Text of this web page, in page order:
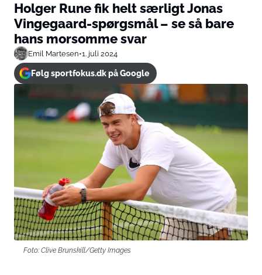
Holger Rune fik helt særligt Jonas
Vingegaard-spørgsmål – se så bare
hans morsomme svar
Emil Martesen•1. juli 2024
Følg sportfokus.dk på Google
Foto: Clive Brunskill/Getty Images